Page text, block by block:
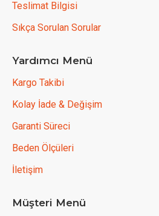
Teslimat Bilgisi
Sıkça Sorulan Sorular
Yardımcı Menü
Kargo Takibi
Kolay İade & Değişim
Garanti Süreci
Beden Ölçüleri
İletişim
Müşteri Menü